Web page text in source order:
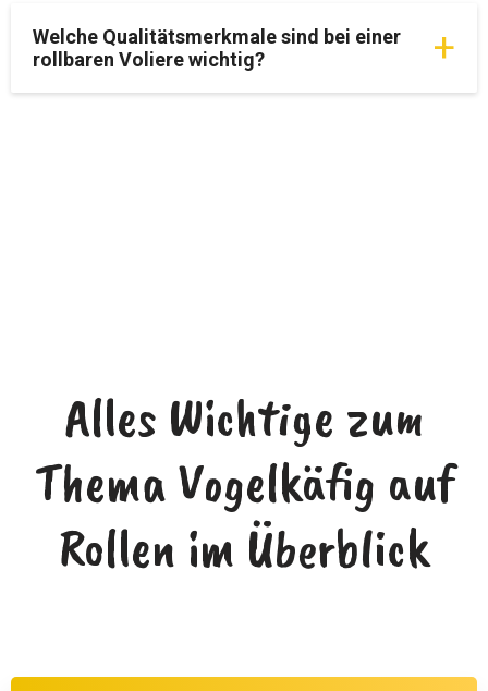
Welche Qualitätsmerkmale sind bei einer
rollbaren Voliere wichtig?
Alles Wichtige zum
Thema Vogelkäfig auf
Rollen im Überblick